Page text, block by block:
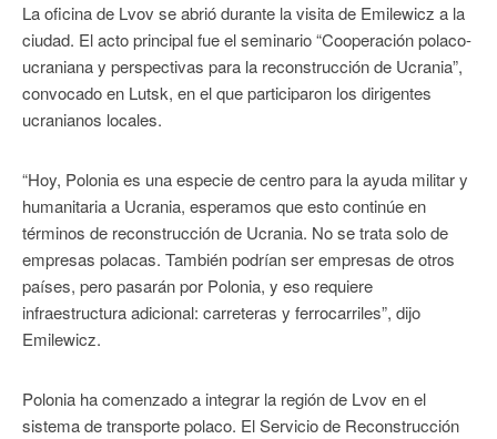
La oficina de Lvov se abrió durante la visita de Emilewicz a la
ciudad. El acto principal fue el seminario “Cooperación polaco-
ucraniana y perspectivas para la reconstrucción de Ucrania”,
convocado en Lutsk, en el que participaron los dirigentes
ucranianos locales.
“Hoy, Polonia es una especie de centro para la ayuda militar y
humanitaria a Ucrania, esperamos que esto continúe en
términos de reconstrucción de Ucrania. No se trata solo de
empresas polacas. También podrían ser empresas de otros
países, pero pasarán por Polonia, y eso requiere
infraestructura adicional: carreteras y ferrocarriles”, dijo
Emilewicz.
Polonia ha comenzado a integrar la región de Lvov en el
sistema de transporte polaco. El Servicio de Reconstrucción